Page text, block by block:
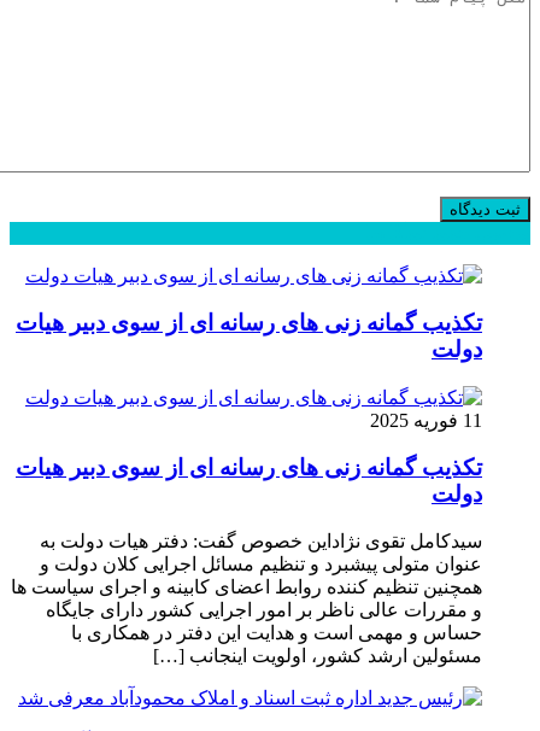
تکذیب گمانه زنی های رسانه ای از سوی دبیر هیات
دولت
11 فوریه 2025
تکذیب گمانه زنی های رسانه ای از سوی دبیر هیات
دولت
سیدکامل تقوی نژاداین خصوص گفت: دفتر هیات دولت به
عنوان متولی پیشبرد و تنظیم مسائل اجرایی کلان دولت و
همچنین تنظیم کننده روابط اعضای کابینه و اجرای سیاست ها
و مقررات عالی ناظر بر امور اجرایی کشور دارای جایگاه
حساس و مهمی است و هدایت این دفتر در همکاری با
مسئولین ارشد کشور، اولویت اینجانب […]